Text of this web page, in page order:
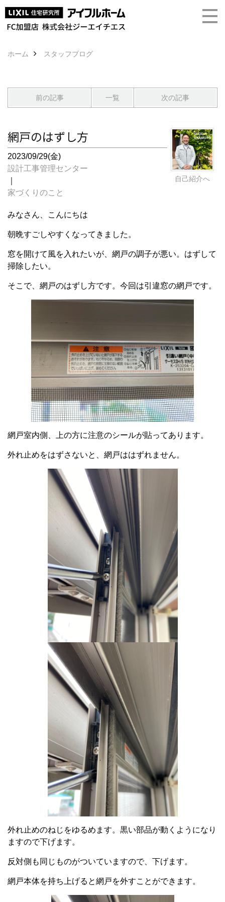
ホーム スタッフブログ
前の記事 一覧 次の記事
自己紹介へ
網戸のはずし方
2023/09/29(金)
設計工事管理センター
家づくりのこと
みなさん、こんにちは
朝晩すごしやすくなってきました。
窓を開けて風を入れたいが、網戸の調子が悪い。はずして
掃除したい。
そこで、網戸のはずし方です。今回は引違窓の網戸です。
網戸室内側、上の方に注意のシールが貼ってあります。
外れ止めをはずさないと、網戸ははずれません。
外れ止めのねじをゆるめます。黒い部品が動くようになり
ますので下げます。
反対側も同じものがついていますので、下げます。
網戸本体を持ち上げると網戸を外すことができます。